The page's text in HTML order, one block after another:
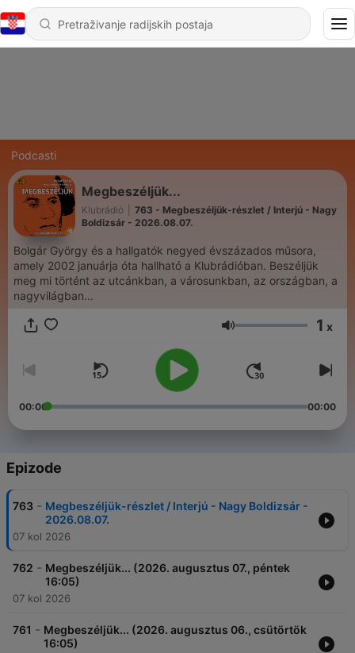
Podcasti
Megbeszéljük...
Klubrádió
763 - Megbeszéljük-részlet / Interjú - Nagy
Boldizsár - 2026.08.07.
Bolgár György és a hallgatók negyed évszázados műsora,
amely 2002 januárja óta hallható a Klubrádióban. Beszéljük
meg mi történt az utcánkban, a városunkban, az országban, a
nagyvilágban...
Glasnoća 1 x
00:00 00:00
Epizode
763 - Megbeszéljük-részlet / Interjú - Nagy Boldizsár -
2026.08.07.
07 kol 2026
762 - Megbeszéljük... (2026. augusztus 07., péntek
16:05)
07 kol 2026
761 - Megbeszéljük... (2026. augusztus 06., csütörtök
16:05)